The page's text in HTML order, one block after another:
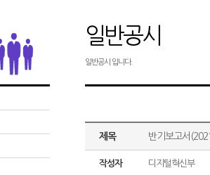
일반공시
일반공시 입니다.
제목 반기보고서
작성자 디지털혁신부